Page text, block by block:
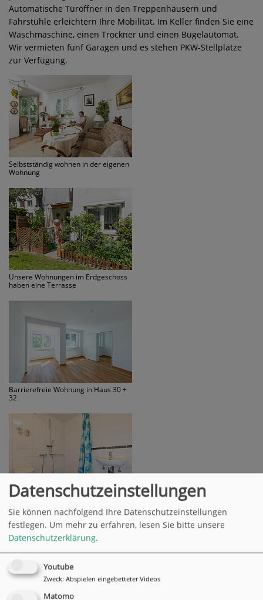
Selbstständig wohnen in der eigenen
Wohnung
Unsere Wohnungen im Erdgeschoss
haben eine Terrasse
Barrierefreie Wohnung in Haus 30 +
32
Haus 30 + 32
Automatische Türöffner in den Treppenhäusern und
Fahrstühle erleichtern Ihre Mobilität. Im Keller finden Sie eine
Waschmaschine, einen Trockner und einen Bügelautomat.
Wir vermieten fünf Garagen und es stehen PKW-Stellplätze
zur Verfügung.
Kosten für die Seniorenwohnung
Ein Ein-Zimmer-Apartment mit 26 Quadratmetern kostet ca.
Datenschutzeinstellungen
Sie können nachfolgend Ihre Datenschutzeinstellungen
festlegen. Um mehr zu erfahren, lesen Sie bitte unsere
Datenschutzerklärung.
Youtube
Zweck: Abspielen eingebetteter Videos
Matomo